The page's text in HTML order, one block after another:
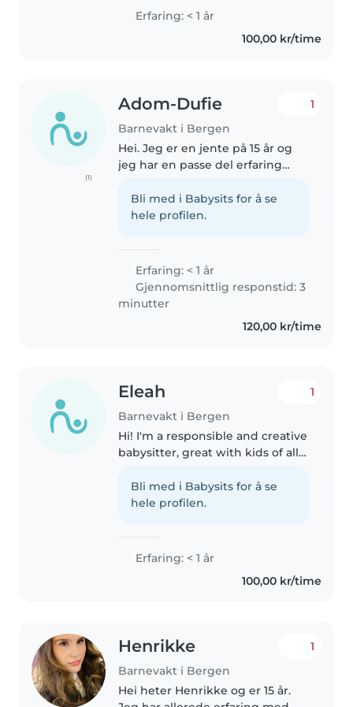
er veldig glad i å jobbe med
barn. Jeg har helsefaglig
bakgrunn og erfaring fra arbeid
Erfaring: < 1 år
100,00 kr/time
(1)
Adom-Dufie
Barnevakt i Bergen
1
Hei. Jeg er en jente på 15 år og
jeg har en passe del erfaring
arbeid da jeg har jobbet på SFO
og barnehage. Jeg har tatt vare
Bli med i Babysits for å se
hele profilen.
Erfaring: < 1 år
Gjennomsnittlig responstid: 3
minutter
120,00 kr/time
Eleah
Barnevakt i Bergen
1
Hi! I'm a responsible and creative
babysitter, great with kids of all
and crafting, and I'm happy to
help with homework or games.
Bli med i Babysits for å se
hele profilen.
Erfaring: < 1 år
100,00 kr/time
Henrikke
Barnevakt i Bergen
1
Hei heter Henrikke og er 15 år.